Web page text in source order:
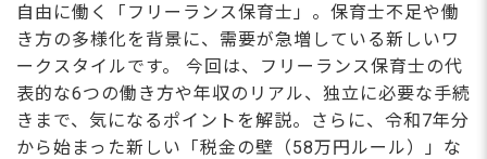
自由に働く「フリーランス保育士」。保育士不足や働
き方の多様化を背景に、需要が急増している新しいワ
ークスタイルです。 今回は、フリーランス保育士の代
表的な6つの働き方や年収のリアル、独立に必要な手続
きまで、気になるポイントを解説。さらに、令和7年分
から始まった新しい「税金の壁（58万円ルール）」な